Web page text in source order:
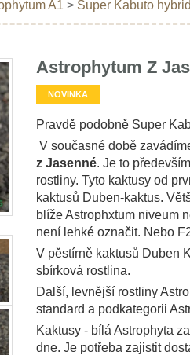
A1 > Super Kabuto hybrid
Astrophytum Z
NOVINKA
Pravdě podobně Super
V současné době
z Jasenné. Je to
rostliny. Tyto kaktusy od
kaktusů Duben-kaktus.
blíže Astrophxtum niveum
není lehké označit. Nebo
V pěstírně kaktusů Duben
sbírková rostlina.
Další, levnější rostliny
standard a podkategorii
Kaktusy - bílá Astrophyta
dne. Je potřeba zajistit